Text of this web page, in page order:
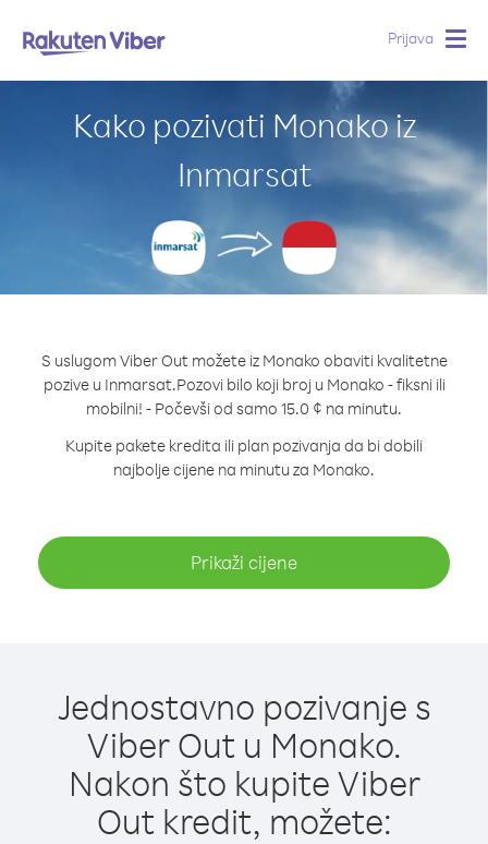
Prijava
Kako pozivati Monako iz
Inmarsat
S uslugom Viber Out možete iz Monako obaviti kvalitetne
pozive u Inmarsat.Pozovi bilo koji broj u Monako - fiksni ili
mobilni! - Počevši od samo 15.0 ¢ na minutu.
Kupite pakete kredita ili plan pozivanja da bi dobili
najbolje cijene na minutu za Monako.
Prikaži cijene
Jednostavno pozivanje s
Viber Out u Monako.
Nakon što kupite Viber
Out kredit, možete: